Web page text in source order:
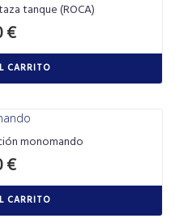
tanque (ROCA)
€
CARRITO
monomando
€
CARRITO